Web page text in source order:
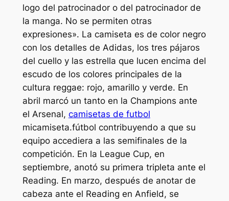
logo del patrocinador o del patrocinador de
la manga. No se permiten otras
expresiones». La camiseta es de color negro
con los detalles de Adidas, los tres pájaros
del cuello y las estrella que lucen encima del
escudo de los colores principales de la
cultura reggae: rojo, amarillo y verde. En
abril marcó un tanto en la Champions ante
el Arsenal, camisetas de futbol
micamiseta.fútbol contribuyendo a que su
equipo accediera a las semifinales de la
competición. En la League Cup, en
septiembre, anotó su primera tripleta ante el
Reading. En marzo, después de anotar de
cabeza ante el Reading en Anfield, se